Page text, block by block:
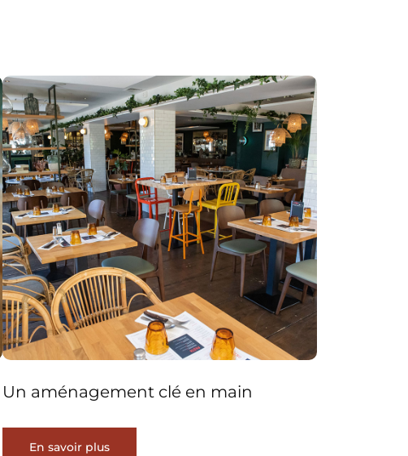
Un aménagement clé en main
En savoir plus